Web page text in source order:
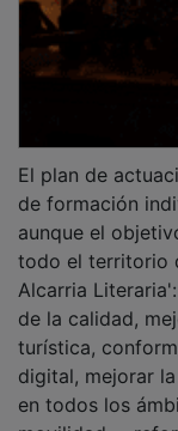
de formación
aunque el
todo el territorio
Alcarria
de la calidad,
turística,
digital, mejorar
en todos los
movilidad--,